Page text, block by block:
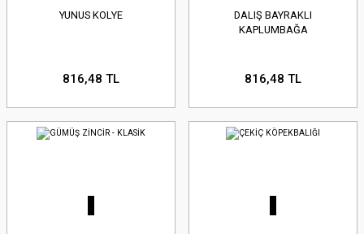
YUNUS KOLYE
816,48 TL
DALIŞ BAYRAKLI
KAPLUMBAĞA
816,48 TL